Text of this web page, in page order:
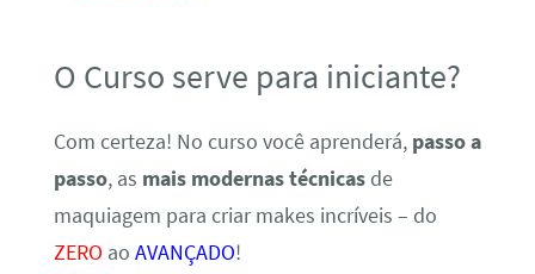
O Curso serve para iniciante?
Com certeza! No curso você aprenderá, passo a
passo, as mais modernas técnicasde
maquiagem para criar makes incríveis – do
ZERO ao AVANÇADO!